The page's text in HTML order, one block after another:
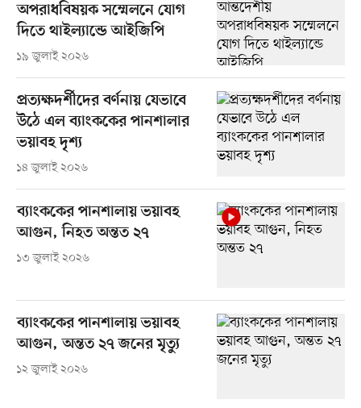
অপরাধবিষয়ক সম্মেলনে যোগ
দিতে থাইল্যান্ডে আইজিপি
১৯ জুলাই ২০২৬
প্রত্যক্ষদর্শীদের বর্ণনায় যেভাবে
উঠে এল ব্যাংককের পানশালার
ভয়াবহ দৃশ্য
১৪ জুলাই ২০২৬
ব্যাংককের পানশালায় ভয়াবহ
আগুন, নিহত অন্তত ২৭
১৩ জুলাই ২০২৬
ব্যাংককের পানশালায় ভয়াবহ
আগুন, অন্তত ২৭ জনের মৃত্যু
১২ জুলাই ২০২৬